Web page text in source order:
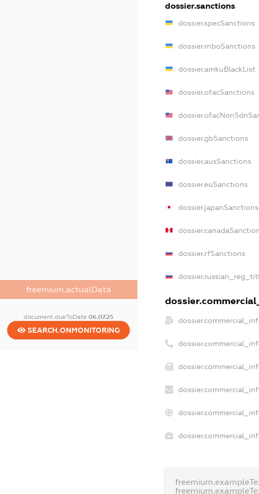
freemium.actualData
document.dueToDate06.07.25
SEARCH.ONMONITORING
dossier.sanctions
dossier.specSanctions
dossier.rnboSanctions
dossier.amkuBlackList
dossier.ofacSanctions
dossier.gbSanctions
dossier.ausSanctions
dossier.euSanctions
dossier.japanSanctions
dossier.rfSanctions